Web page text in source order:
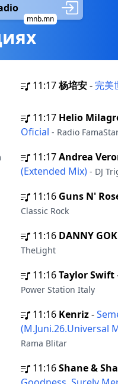
mnb.mn
11:17杨培安- 完美
11:17 Helio
Oficial - Radio
11:17Andrea
(Extended Mix) - DJ
11:16 Guns N'
Classic Rock
11:16 DANNY
TheLight
11:16Taylor Swift
Power Station Italy
11:16 Kenriz-
(M.Juni.26.Universal
Rama Blitar
11:16Shane &